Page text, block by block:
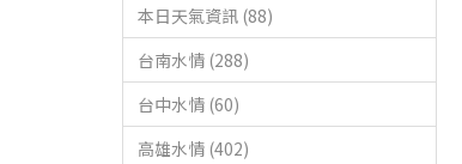
本日天氣資訊 (88)
台南水情 (288)
台中水情 (60)
高雄水情 (402)